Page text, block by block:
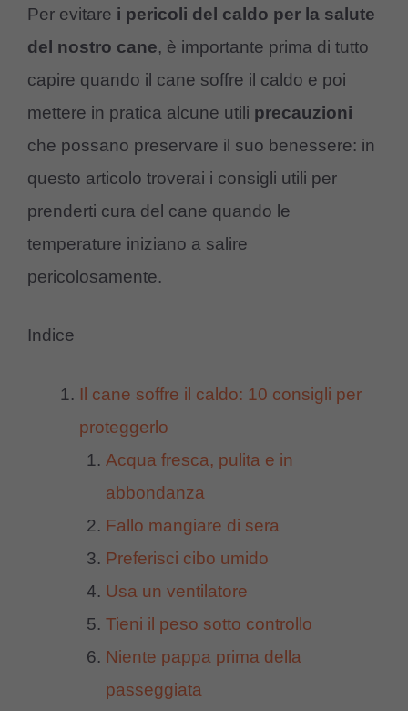
Per evitare i pericoli del caldo per la salute
del nostro cane, è importante prima di tutto
capire quando il cane soffre il caldo e poi
mettere in pratica alcune utili precauzioni
che possano preservare il suo benessere: in
questo articolo troverai i consigli utili per
prenderti cura del cane quando le
temperature iniziano a salire
pericolosamente.
Indice
Il cane soffre il caldo: 10 consigli per
proteggerlo
Acqua fresca, pulita e in
abbondanza
Fallo mangiare di sera
Preferisci cibo umido
Usa un ventilatore
Tieni il peso sotto controllo
Niente pappa prima della
passeggiata